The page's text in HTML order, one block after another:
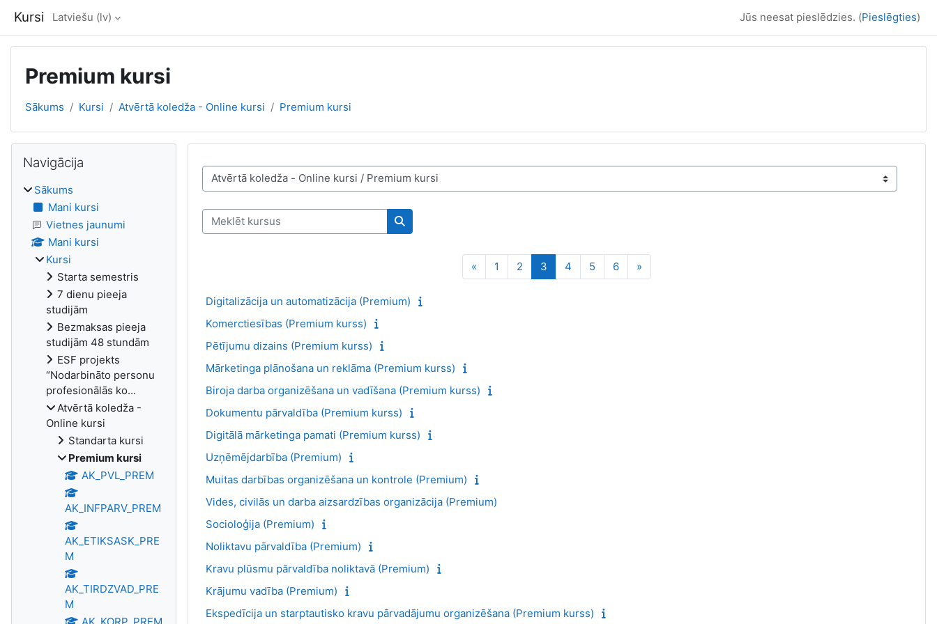
Kursi Latviešu ‎(lv)‎ Jūs neesat pieslēdzies. (Pieslēgties)
Premium kursi
Sākums Kursi Atvērtā koledža - Online kursi Premium kursi
Kursu kategorijas
Meklēt kursus
Meklēt kursus
«Iepriekšējā lapa
1 Lapa 1
2Lapa 2
3Lapa 3
4Lapa 4
5Lapa 5
6Lapa 6
»Nākamā lapa
Digitalizācija un automatizācija (Premium)
Komerctiesības (Premium kurss)
Pētījumu dizains (Premium kurss)
Mārketinga plānošana un reklāma (Premium kurss)
Biroja darba organizēšana un vadīšana (Premium kurss)
Dokumentu pārvaldība (Premium kurss)
Digitālā mārketinga pamati (Premium kurss)
Uzņēmējdarbība (Premium)
Muitas darbības organizēšana un kontrole (Premium)
Vides, civilās un darba aizsardzības organizācija (Premium)
Socioloģija (Premium)
Noliktavu pārvaldība (Premium)
Kravu plūsmu pārvaldība noliktavā (Premium)
Krājumu vadība (Premium)
Ekspedīcija un starptautisko kravu pārvadājumu organizēšana (Premium kurss)
Bloki
Navigācija
Sākums
Mani kursi
Vietnes jaunumi
Mani kursi
Kursi
Starta semestris
7 dienu pieeja
studijām
Bezmaksas pieeja
studijām 48 stundām
ESF projekts
“Nodarbināto personu
profesionālās ko...
Atvērtā koledža -
Online kursi
Standarta kursi
Premium kursi
AK_PVL_PREM
AK_INFPARV_PREM
AK_ETIKSASK_PRE
M
AK_TIRDZVAD_PRE
M